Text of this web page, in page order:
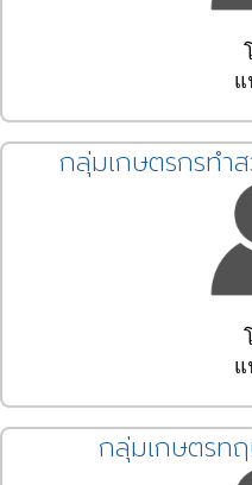
แ
กลุ่มเกษตรกรท
แ
กลุ่มเกษตรท